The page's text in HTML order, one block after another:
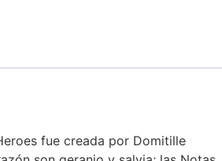
fue creada por Domitille